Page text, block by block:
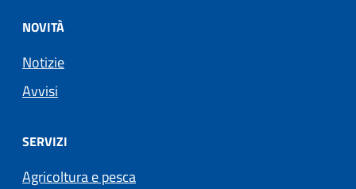
NOVITÀ
Notizie
Avvisi
SERVIZI
Agricoltura e pesca